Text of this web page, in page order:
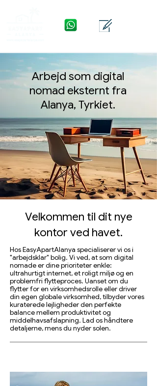
Arbejd som digital
nomad eksternt fra
Alanya, Tyrkiet.
Velkommen til dit nye
kontor ved havet.
Hos EasyApartAlanya specialiserer vi os i
"arbejdsklar" bolig. Vi ved, at som digital
nomade er dine prioriteter enkle:
ultrahurtigt internet, et roligt miljø og en
problemfri flytteproces. Uanset om du
flytter for en virksomhedsrolle eller driver
din egen globale virksomhed, tilbyder vores
kuraterede lejligheder den perfekte
balance mellem produktivitet og
middelhavsafslapning. Lad os håndtere
detaljerne, mens du nyder solen.